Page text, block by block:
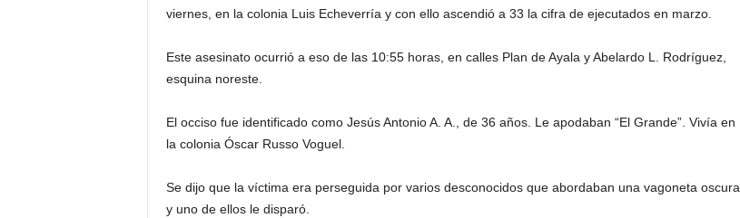
viernes, en la colonia Luis Echeverría y con ello ascendió a 33 la cifra de ejecutados en marzo.
Este asesinato ocurrió a eso de las 10:55 horas, en calles Plan de Ayala y Abelardo L. Rodríguez,
esquina noreste.
El occiso fue identificado como Jesús Antonio A. A., de 36 años. Le apodaban “El Grande”. Vivía en
la colonia Óscar Russo Voguel.
Se dijo que la víctima era perseguida por varios desconocidos que abordaban una vagoneta oscura
y uno de ellos le disparó.